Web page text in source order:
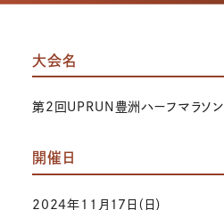
大会名
第2回UPRUN豊洲ハーフマラソン
開催日
2024年11月17日（日）